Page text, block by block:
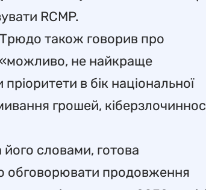
RCMP.
Трюдо також говорив про
«можливо, не найкраще
в бік національної
грошей,
його словами, готова
обговорювати продовження